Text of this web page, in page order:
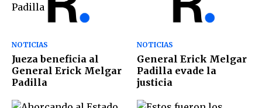
NOTICIAS
Jueza beneficia al
General Erick Melgar
Padilla
NOTICIAS
General Erick Melgar
Padilla evade la
justicia